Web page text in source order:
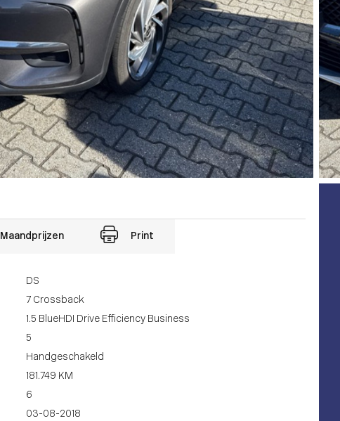
Maandprijzen Print
DS
7 Crossback
1.5 BlueHDI Drive Efficiency Business
5
Handgeschakeld
181.749 KM
6
03-08-2018